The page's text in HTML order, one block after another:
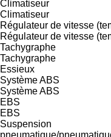
Climatiseur
Climatiseur
Régulateur de vitesse
Régulateur de vitesse
Tachygraphe
Tachygraphe
Essieux
Système ABS
Système ABS
EBS
EBS
Suspension
pneumatique/